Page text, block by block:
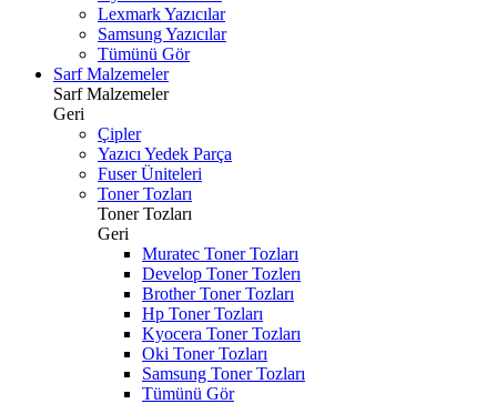
Lexmark Yazıcılar
Samsung Yazıcılar
Tümünü Gör
Sarf Malzemeler
Sarf Malzemeler
Geri
Çipler
Yazıcı Yedek Parça
Fuser Üniteleri
Toner Tozları
Toner Tozları
Geri
Muratec Toner Tozları
Develop Toner Tozlerı
Brother Toner Tozları
Hp Toner Tozları
Kyocera Toner Tozları
Oki Toner Tozları
Samsung Toner Tozları
Tümünü Gör